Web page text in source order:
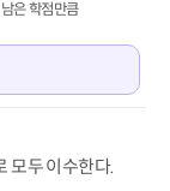
은 학점만큼
모두 이수한다.